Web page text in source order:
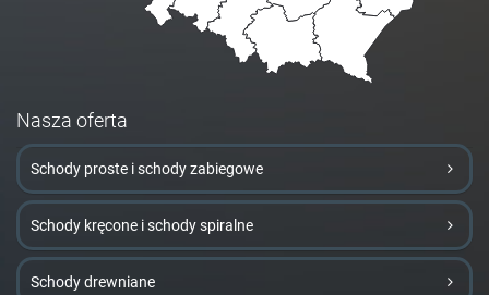
Nasza oferta
Schody proste i schody zabiegowe
Schody kręcone i schody spiralne
Schody drewniane